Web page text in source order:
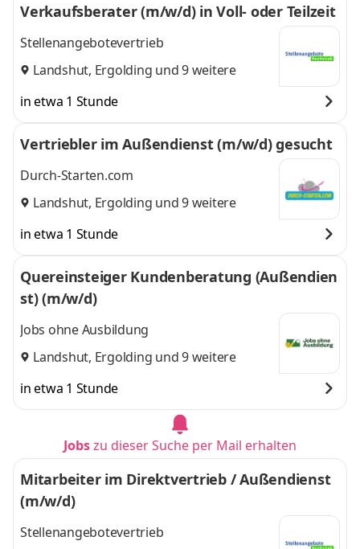
Verkaufsberater (m/w/d) in Voll- oder Teilzeit
Stellenangebotevertrieb
Landshut, Ergolding und 9 weitere
in etwa 1 Stunde
Vertriebler im Außendienst (m/w/d) gesucht
Durch-Starten.com
Landshut, Ergolding und 9 weitere
in etwa 1 Stunde
Quereinsteiger Kundenberatung (Außendien
st) (m/w/d)
Jobs ohne Ausbildung
Landshut, Ergolding und 9 weitere
in etwa 1 Stunde
Jobszu dieser Suche per Mail erhalten
Mitarbeiter im Direktvertrieb / Außendienst
(m/w/d)
Stellenangebotevertrieb